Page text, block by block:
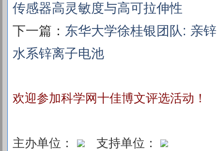
传感器高灵敏度与高可拉伸性
下一篇： 东华大学徐桂银团队: 亲
水系锌离子电池
欢迎参加科学网十佳博文评选活动！
主办单位： 支持单位：